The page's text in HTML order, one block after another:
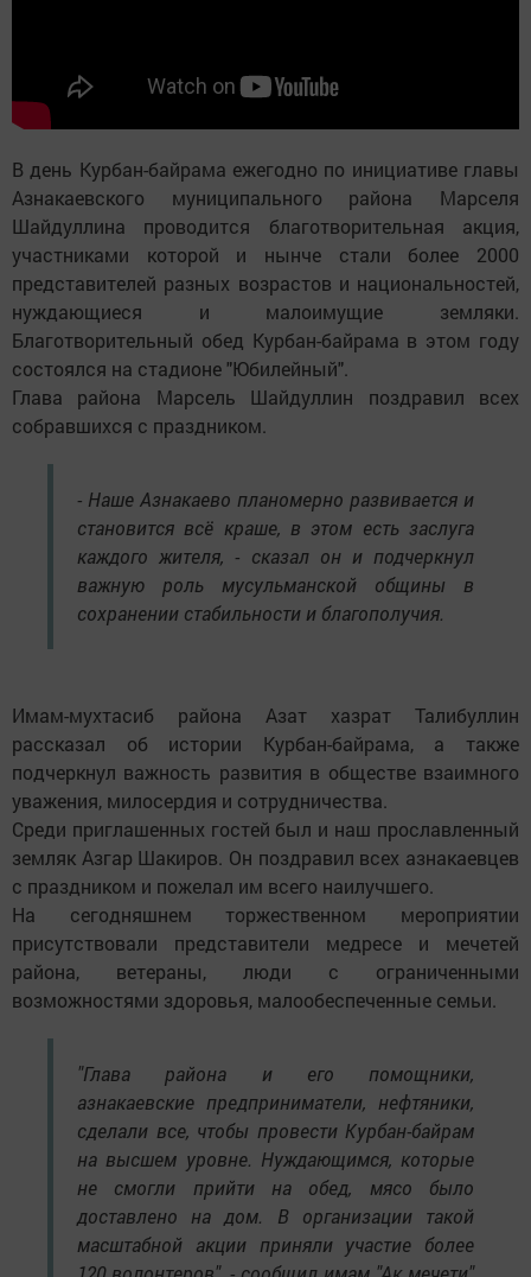
В день Курбан-байрама ежегодно по инициативе главы
Азнакаевского муниципального района Марселя
Шайдуллина проводится благотворительная акция,
участниками которой и нынче стали более 2000
представителей разных возрастов и национальностей,
нуждающиеся и малоимущие земляки.
Благотворительный обед Курбан-байрама в этом году
состоялся на стадионе "Юбилейный".
Глава района Марсель Шайдуллин поздравил всех
собравшихся с праздником.
- Наше Азнакаево планомерно развивается и
становится всё краше, в этом есть заслуга
каждого жителя, - сказал он и подчеркнул
важную роль мусульманской общины в
сохранении стабильности и благополучия.
Имам-мухтасиб района Азат хазрат Талибуллин
рассказал об истории Курбан-байрама, а также
подчеркнул важность развития в обществе взаимного
уважения, милосердия и сотрудничества.
Среди приглашенных гостей был и наш прославленный
земляк Азгар Шакиров. Он поздравил всех азнакаевцев
с праздником и пожелал им всего наилучшего.
На сегодняшнем торжественном мероприятии
присутствовали представители медресе и мечетей
района, ветераны, люди с ограниченными
возможностями здоровья, малообеспеченные семьи.
"Глава района и его помощники,
азнакаевские предприниматели, нефтяники,
сделали все, чтобы провести Курбан-байрам
на высшем уровне. Нуждающимся, которые
не смогли прийти на обед, мясо было
доставлено на дом. В организации такой
масштабной акции приняли участие более